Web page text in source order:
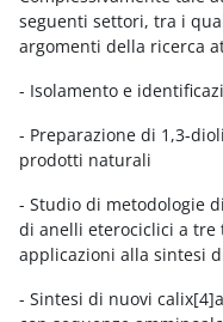
seguenti settori, tra i
argomenti della ricerca
- Isolamento e
- Preparazione di 1,3-
prodotti naturali
- Studio di metodologie
di anelli eterociclici a
applicazioni alla sintesi
- Sintesi di nuovi